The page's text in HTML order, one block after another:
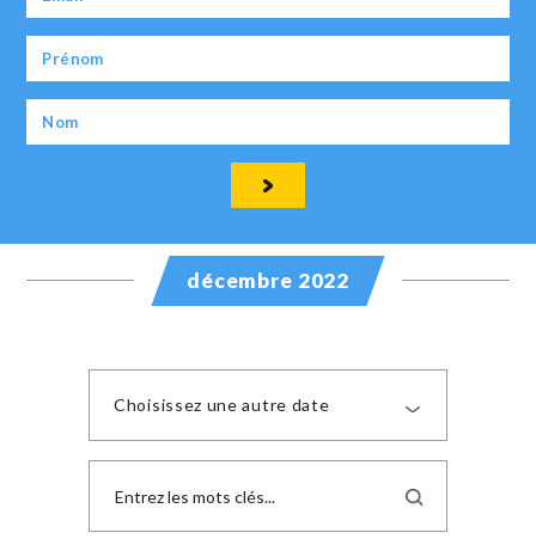
décembre 2022
Choisissez une autre date